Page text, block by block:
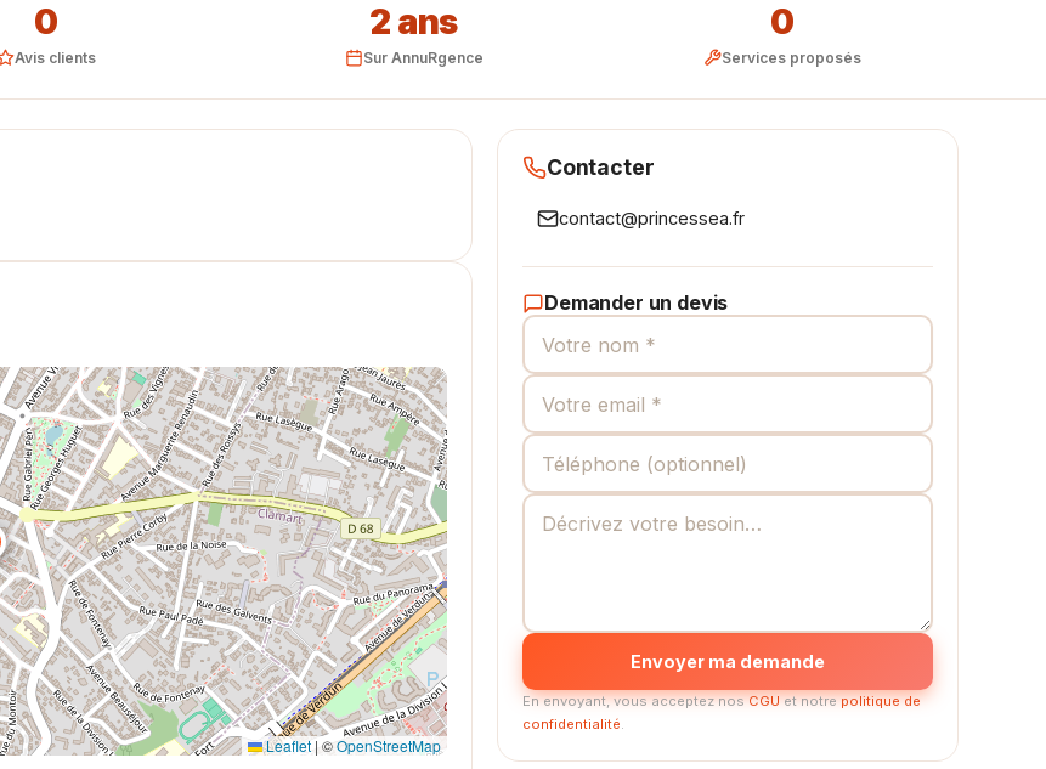
0
Avis clients
2 ans
Sur AnnuRgence
0
Services proposés
Leaflet | ©OpenStreetMap
Contacter
contact@princessea.fr
Demander un devis
Envoyer ma demande
En envoyant, vous acceptez nosCGUet notrepolitique de
confidentialité.